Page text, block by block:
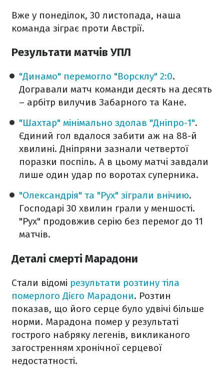
Вже у понеділок, 30 листопада, наша
команда зіграє проти Австрії.
Результати матчів УПЛ
"Динамо" перемогло "Ворсклу" 2:0.
Догравали матч команди десять на десять
– арбітр вилучив Забарного та Кане.
"Шахтар" мінімально здолав "Дніпро-1".
Єдиний гол вдалося забити аж на 88-й
хвилині. Дніпряни зазнали четвертої
поразки поспіль. А в цьому матчі завдали
лише один удар по воротах суперника.
"Олександрія" та "Рух" зіграли внічию.
Господарі 30 хвилин грали у меншості.
"Рух" продовжив серію без перемог до 11
матчів.
Деталі смерті Марадони
Стали відомі результати розтину тіла
померлого Дієго Марадони. Розтин
показав, що його серце було удвічі більше
норми. Марадона помер у результаті
гострого набряку легенів, викликаного
загостренням хронічної серцевої
недостатності.